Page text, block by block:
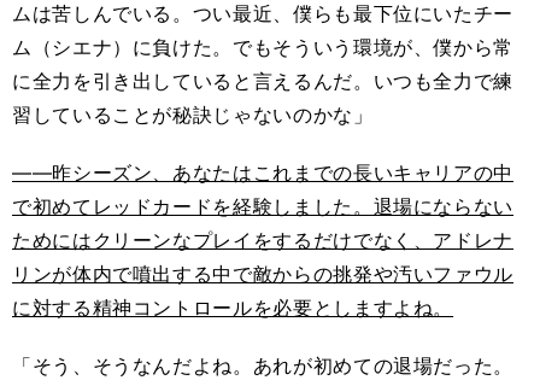
ムは苦しんでいる。つい最近、僕らも最下位にいたチー
ム（シエナ）に負けた。でもそういう環境が、僕から常
に全力を引き出していると言えるんだ。いつも全力で練
習していることが秘訣じゃないのかな」
――昨シーズン、あなたはこれまでの長いキャリアの中
で初めてレッドカードを経験しました。退場にならない
ためにはクリーンなプレイをするだけでなく、アドレナ
リンが体内で噴出する中で敵からの挑発や汚いファウル
に対する精神コントロールを必要としますよね。
「そう、そうなんだよね。あれが初めての退場だった。